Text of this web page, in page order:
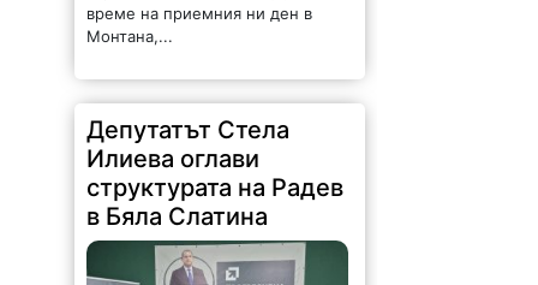
Монтана,...
Депутатът Стела
Илиева оглави
структурата на Радев
в Бяла Слатина